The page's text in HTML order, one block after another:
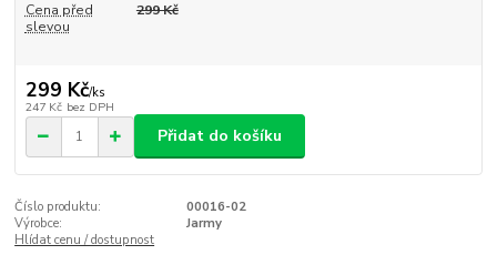
Cena před
slevou
299 Kč
299 Kč/ks
247 Kč bez DPH
Přidat do košíku
Číslo produktu:
00016-02
Výrobce:
Jarmy
Hlídat cenu / dostupnost